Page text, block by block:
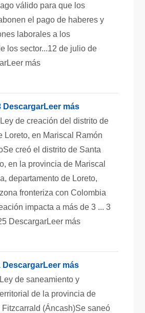
válido para que los
el pago de haberes y
laborales a los
los sector...12 de julio de
más
DescargarLeer más
de creación del distrito de
Loreto, en Mariscal Ramón
creó el distrito de Santa
en la provincia de Mariscal
departamento de Loreto,
fronteriza con Colombia
impacta a más de 3 ... 3
DescargarLeer más
DescargarLeer más
de saneamiento y
de la provincia de
(Áncash)Se saneó